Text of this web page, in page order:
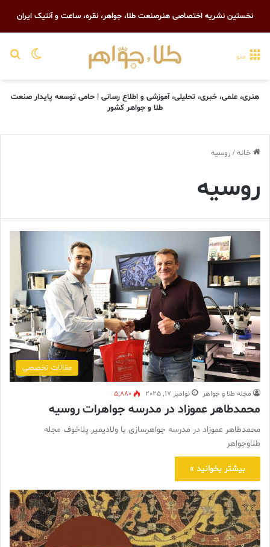
نخستین نشریه اختصاصی هنرصنعت طلا، جواهر، نقره، ساعت و آنتیک ایران
تغییر منو
هنری، علمی، خبری، تحلیلی، آموزشی و اطلاع رسانی | حامی توسعه پایدار صنعت
طلا و جواهر کشور
خانه/ روسیه
روسیه
مقالات تخصصی
مجله طلا و جواهر نوامبر 17, 2025 5,880
محمدطاهر عموزاد در مدرسه جواهرات روسیه
محمدطاهر عموزاد در مدرسه جواهرسازی با ولادیمیر پلاخوف مجله
طلاوجواهر
بیشتر بخوانید »